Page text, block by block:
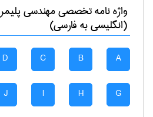
واژه نامه تخصصیمهندسی پليمر
(انگلیسی به فارسی)
A
B
C
D
G
H
I
J